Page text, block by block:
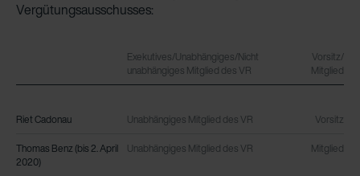
Vergütungsausschusses:
Exekutives/Unabhängiges/Nicht
unabhängiges Mitglied des VR
Vorsitz/
Mitglied
Riet Cadonau Unabhängiges Mitglied des VR Vorsitz
Thomas Benz (bis 2. April
2020)
Unabhängiges Mitglied des VR Mitglied